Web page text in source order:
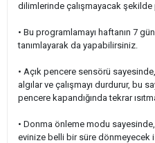
dilimlerinde çalışmayacak
• Bu programlamayı haftanın 7
tanımlayarak da yapabilirsiniz.
• Açık pencere sensörü
algılar ve çalışmayı durdurur, bu
pencere kapandığında tekrar
• Donma önleme modu
evinize belli bir süre dönmeyecek